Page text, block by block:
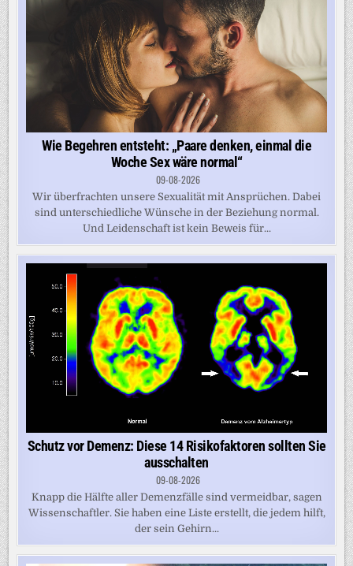
Wie Begehren entsteht: „Paare denken, einmal die
Woche Sex wäre normal“
09-08-2026
Wir überfrachten unsere Sexualität mit Ansprüchen. Dabei
sind unterschiedliche Wünsche in der Beziehung normal.
Und Leidenschaft ist kein Beweis für...
Schutz vor Demenz: Diese 14 Risikofaktoren sollten Sie
ausschalten
09-08-2026
Knapp die Hälfte aller Demenzfälle sind vermeidbar, sagen
Wissenschaftler. Sie haben eine Liste erstellt, die jedem hilft,
der sein Gehirn...